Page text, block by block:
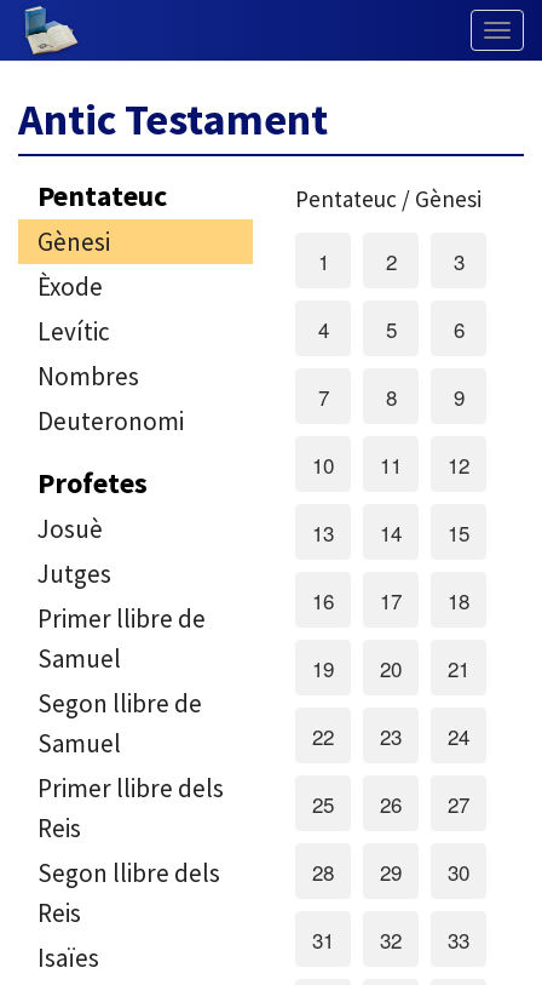
Antic Testament
Pentateuc
Gènesi
Èxode
Levític
Nombres
Deuteronomi
Profetes
Josuè
Jutges
Primer llibre de
Samuel
Segon llibre de
Samuel
Primer llibre dels
Reis
Segon llibre dels
Reis
Isaïes
Pentateuc / Gènesi
1 2 3
4 5 6
7 8 9
10 11 12
13 14 15
16 17 18
19 20 21
22 23 24
25 26 27
28 29 30
31 32 33